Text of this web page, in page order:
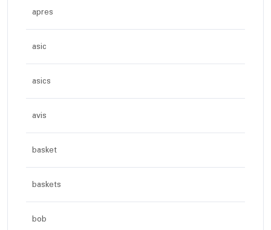
apres
asic
asics
avis
basket
baskets
bob